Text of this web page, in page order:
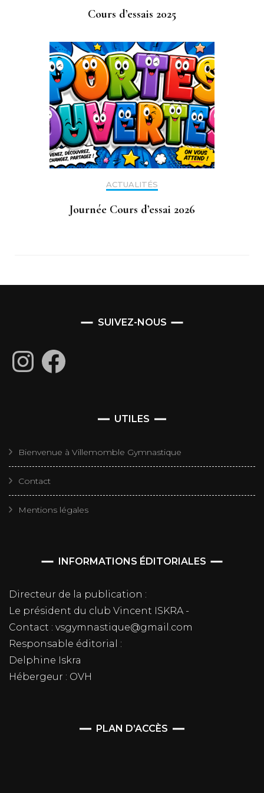
Cours d’essais 2025
ACTUALITÉS
Journée Cours d’essai 2026
SUIVEZ-NOUS
InstagramFacebook
UTILES
Bienvenue à Villemomble Gymnastique
Contact
Mentions légales
INFORMATIONS ÉDITORIALES
Directeur de la publication :
Le président du club Vincent ISKRA -
Contact : vsgymnastique@gmail.com
Responsable éditorial :
Delphine Iskra
Hébergeur : OVH
PLAN D’ACCÈS